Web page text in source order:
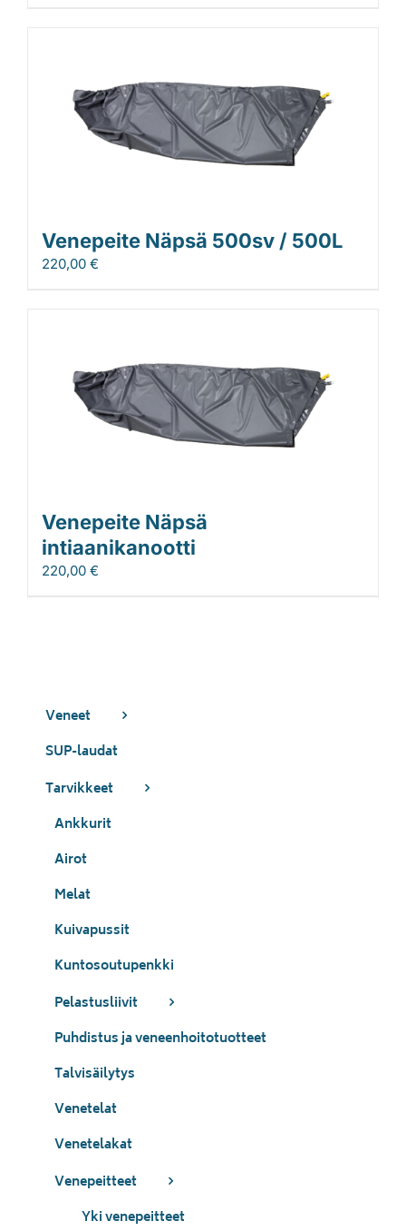
Venepeite Näpsä 500sv / 500L
220,00 €
Venepeite Näpsä
intiaanikanootti
220,00 €
Veneet
SUP-laudat
Tarvikkeet
Ankkurit
Airot
Melat
Kuivapussit
Kuntosoutupenkki
Pelastusliivit
Puhdistus ja veneenhoitotuotteet
Talvisäilytys
Venetelat
Venetelakat
Venepeitteet
Yki venepeitteet